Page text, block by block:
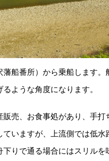
藩船番所）から乗船します
ような角度になります。
売、お食事処があり、手
ていますが、上流側では低
りで通る場合にはスリルを